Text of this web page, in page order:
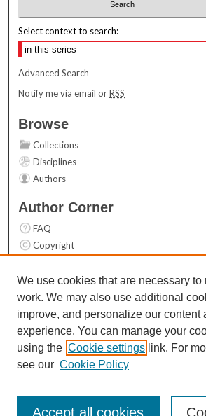
Select context to search:
Advanced Search
Notify me via email orRSS
Browse
Collections
Disciplines
Authors
Author Corner
FAQ
Copyright
Contact Us
Links
Top 10 Downloads (All time)
Activity by year
We use cookies that are necessary to
work. We may also use additional
improve, and personalize our content
experience. You can manage your
using the Cookie settings link. For
see our Cookie Policy
Accept all cookies